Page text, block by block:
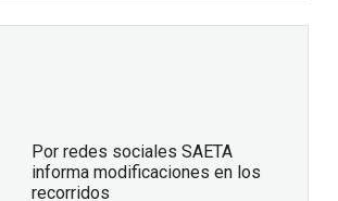
Por redes sociales SAETA
informa modificaciones en los
recorridos